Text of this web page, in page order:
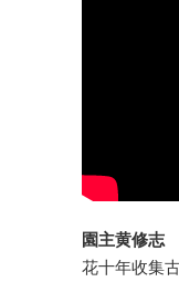
園主黄修志
花十年收集